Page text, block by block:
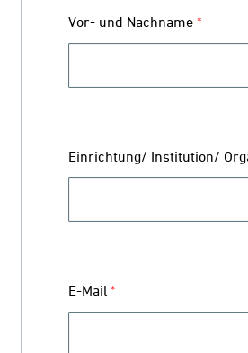
Vor- und Nachname*
Einrichtung/ Institution/
E-Mail*